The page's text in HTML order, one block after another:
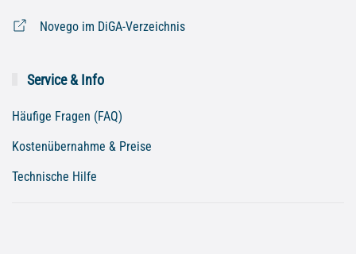
Novego im DiGA-Verzeichnis
Service & Info
Häufige Fragen (FAQ)
Kostenübernahme & Preise
Technische Hilfe